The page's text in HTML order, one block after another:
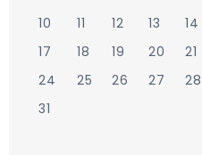
10
11 12 13 14
17
18 19 20 21
24
25 26 27 28
31